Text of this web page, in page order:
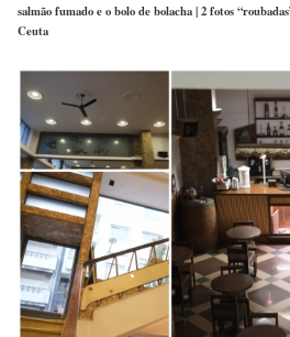
salmão fumado e o bolo de bolacha | 2 fotos
Ceuta